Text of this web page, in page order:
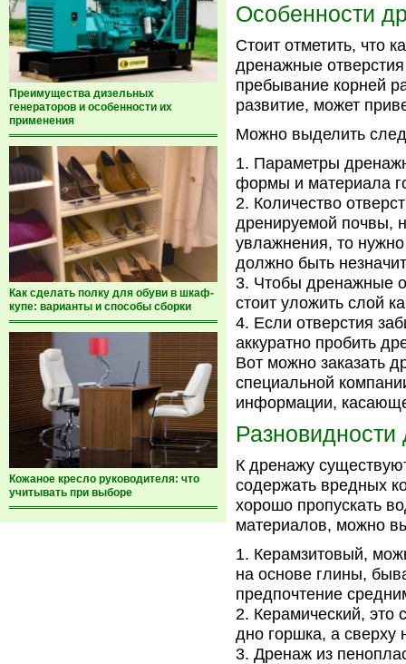
Преимущества дизельных
генераторов и особенности их
применения
Как сделать полку для обуви в шкаф-
купе: варианты и способы сборки
Кожаное кресло руководителя: что
учитывать при выборе
Особенности
Стоит отметить, что
дренажные
пребывание корней
развитие, может
Можно выделить
Параметры
формы и материала
Количество
дренируемой почвы,
увлажнения, то
должно быть
Чтобы дренажные
стоит уложить слой
Если отверстия
аккуратно пробить
Вот можно заказать
специальной
информации,
К дренажу
содержать вредных
хорошо пропускать
материалов, можно
Керамзитовый,
на основе глины,
предпочтение
Керамический, это
дно горшка, а сверху
Дренаж из